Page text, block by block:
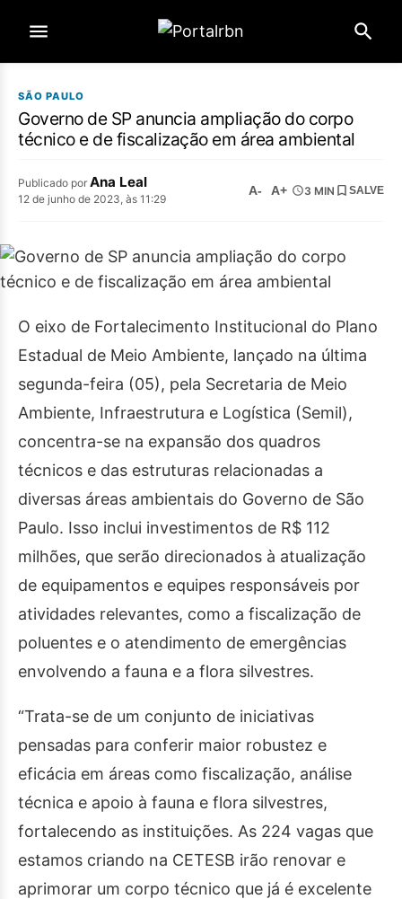
SÃO PAULO
Governo de SP anuncia ampliação do corpo
técnico e de fiscalização em área ambiental
Publicado por Ana Leal
12 de junho de 2023, às 11:29
A- A+ 3 MIN SALVE
O eixo de Fortalecimento Institucional do Plano
Estadual de Meio Ambiente, lançado na última
segunda-feira (05), pela Secretaria de Meio
Ambiente, Infraestrutura e Logística (Semil),
concentra-se na expansão dos quadros
técnicos e das estruturas relacionadas a
diversas áreas ambientais do Governo de São
Paulo. Isso inclui investimentos de R$ 112
milhões, que serão direcionados à atualização
de equipamentos e equipes responsáveis por
atividades relevantes, como a fiscalização de
poluentes e o atendimento de emergências
envolvendo a fauna e a flora silvestres.
“Trata-se de um conjunto de iniciativas
pensadas para conferir maior robustez e
eficácia em áreas como fiscalização, análise
técnica e apoio à fauna e flora silvestres,
fortalecendo as instituições. As 224 vagas que
estamos criando na CETESB irão renovar e
aprimorar um corpo técnico que já é excelente